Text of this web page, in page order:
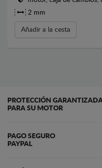
2 mm
Añadir a la cesta
PROTECCIÓN
PARA SU MOTOR
PAGO SEGURO
PAYPAL